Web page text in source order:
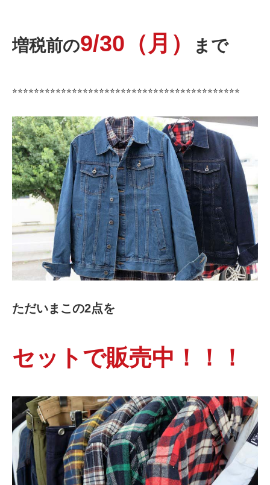
増税前の9/30（月） まで
⭐︎⭐︎⭐︎⭐︎⭐︎⭐︎⭐︎⭐︎⭐︎⭐︎⭐︎⭐︎⭐︎⭐︎⭐︎⭐︎⭐︎⭐︎⭐︎⭐︎⭐︎⭐︎⭐︎⭐︎⭐︎⭐︎⭐︎⭐︎⭐︎⭐︎⭐︎⭐︎⭐︎⭐︎⭐︎⭐︎⭐︎⭐︎⭐︎⭐︎⭐︎⭐︎
ただいまこの2点を
セットで販売中！！！